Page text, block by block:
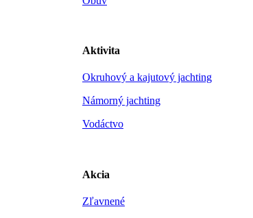
Aktivita
Okruhový a kajutový jachting
Námorný jachting
Vodáctvo
Akcia
Zľavnené